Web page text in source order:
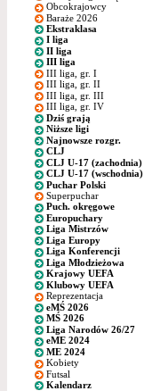
Obcokrajowcy
Baraże 2026
Ekstraklasa
I liga
II liga
III liga
III liga, gr. I
III liga, gr. II
III liga, gr. III
III liga, gr. IV
Dziś grają
Niższe ligi
Najnowsze rozgr.
CLJ
CLJ U-17 (zachodnia)
CLJ U-17 (wschodnia)
Puchar Polski
Superpuchar
Puch. okręgowe
Europuchary
Liga Mistrzów
Liga Europy
Liga Konferencji
Liga Młodzieżowa
Krajowy UEFA
Klubowy UEFA
Reprezentacja
eMŚ 2026
MŚ 2026
Liga Narodów 26/27
eME 2024
ME 2024
Kobiety
Futsal
Kalendarz